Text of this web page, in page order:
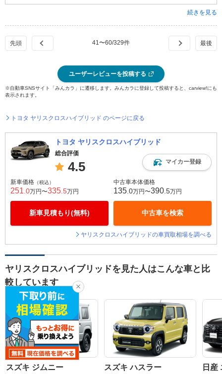
続きを見る
41〜60/329件
ユーザーレビューを投稿する
※自動車SNSサイト「みんカラ」に遷移します。みんカラに登録して投稿すると、carview!にも
表示されます。
トヨタ ヤリスクロスハイブリッド のページに戻る
トヨタ ヤリスクロスハイブリッド
総合評価
4.5 マイカー登録
新車価格 （税込）
251 .0万円〜335 .5万円
新車見積もり(無料)
中古車本体価格
135 .0万円〜390 .5万円
中古車を検索
ヤリスクロスハイブリッドの車買取相場を調べる
ヤリスクロスハイブリッドを見た人はこんな車と比
較しています
スズキ ジムニー スズキ ハスラー 日産